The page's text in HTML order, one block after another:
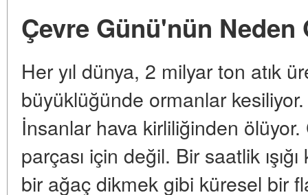
Çevre Günü'nün
Her yıl dünya, 2 milyar ton atık
büyüklüğünde ormanlar
İnsanlar hava kirliliğinden
parçası için değil. Bir saatlik
bir ağaç dikmek gibi küresel bir